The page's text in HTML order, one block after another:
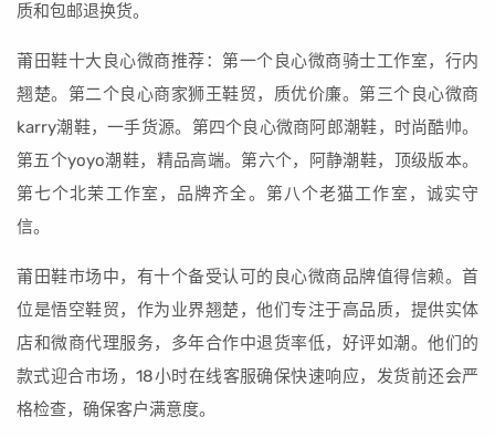
质和包邮退换货。
莆田鞋十大良心微商推荐：第一个良心微商骑士工作室，行内
翘楚。第二个良心商家狮王鞋贸，质优价廉。第三个良心微商
karry潮鞋，一手货源。第四个良心微商阿郎潮鞋，时尚酷帅。
第五个yoyo潮鞋，精品高端。第六个，阿静潮鞋，顶级版本。
第七个北茉工作室，品牌齐全。第八个老猫工作室，诚实守
信。
莆田鞋市场中，有十个备受认可的良心微商品牌值得信赖。首
位是悟空鞋贸，作为业界翘楚，他们专注于高品质，提供实体
店和微商代理服务，多年合作中退货率低，好评如潮。他们的
款式迎合市场，18小时在线客服确保快速响应，发货前还会严
格检查，确保客户满意度。